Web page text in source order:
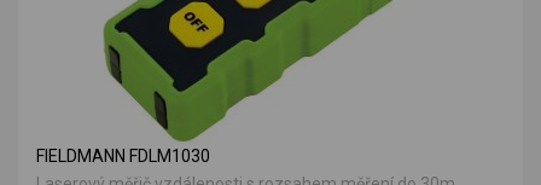
FIELDMANN FDLM1030